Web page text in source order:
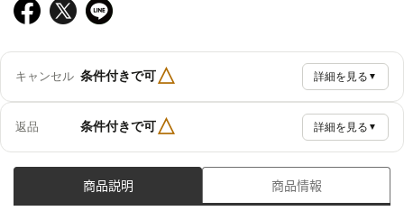
キャンセル 条件付きで可△ 詳細を見る ▼
返品 条件付きで可△ 詳細を見る ▼
商品説明 商品情報